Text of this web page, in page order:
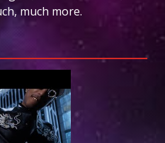
much more.